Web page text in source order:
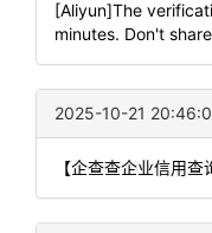
[Aliyun]The
minutes. Don't
2025-10-21
【企查查企业信用